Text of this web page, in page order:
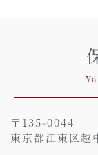
〒135-0044
東京都江東区越